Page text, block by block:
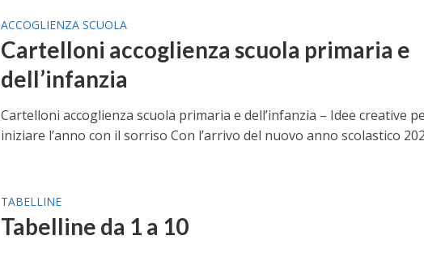
ACCOGLIENZA SCUOLA
Cartelloni accoglienza scuola primaria e
dell’infanzia
Cartelloni accoglienza scuola primaria e dell’infanzia – Idee creative
iniziare l’anno con il sorriso Con l’arrivo del nuovo anno scolastico
TABELLINE
Tabelline da 1 a 10